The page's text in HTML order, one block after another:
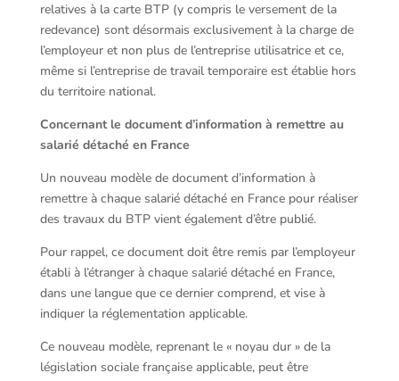
relatives à la carte BTP (y compris le versement de la
redevance) sont désormais exclusivement à la charge de
l’employeur et non plus de l’entreprise utilisatrice et ce,
même si l’entreprise de travail temporaire est établie hors
du territoire national.
Concernant le document d’information à remettre au
salarié détaché en France
Un nouveau modèle de document d’information à
remettre à chaque salarié détaché en France pour réaliser
des travaux du BTP vient également d’être publié.
Pour rappel, ce document doit être remis par l’employeur
établi à l’étranger à chaque salarié détaché en France,
dans une langue que ce dernier comprend, et vise à
indiquer la réglementation applicable.
Ce nouveau modèle, reprenant le « noyau dur » de la
législation sociale française applicable, peut être